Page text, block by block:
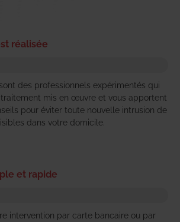
réalisée
des professionnels expérimentés qui
mis en œuvre et vous apportent
pour éviter toute nouvelle intrusion de
dans votre domicile.
et rapide
intervention par carte bancaire ou par